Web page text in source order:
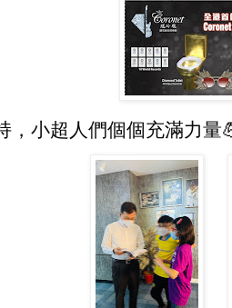
，小超人們個個充滿力量